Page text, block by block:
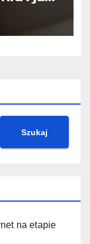
Szukaj
na etapie